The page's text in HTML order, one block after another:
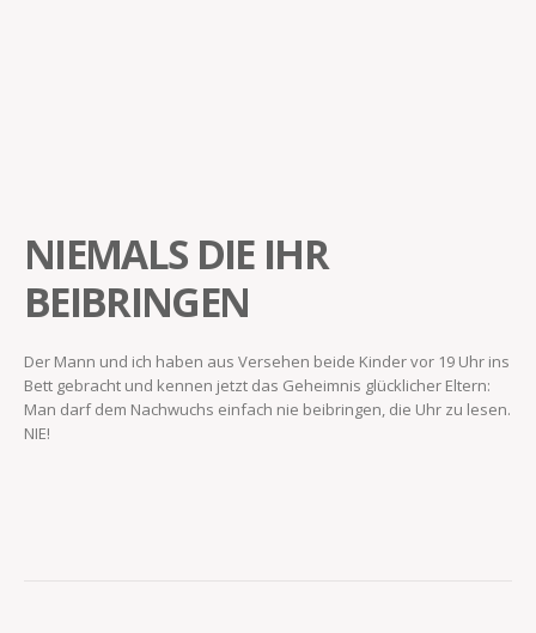
NIEMALS DIE IHR
BEIBRINGEN
Der Mann und ich haben aus Versehen beide Kinder vor 19 Uhr ins
Bett gebracht und kennen jetzt das Geheimnis glücklicher Eltern:
Man darf dem Nachwuchs einfach nie beibringen, die Uhr zu lesen.
NIE!